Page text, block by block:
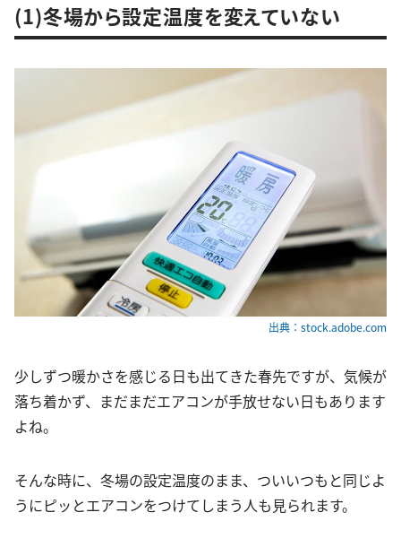
(1)冬場から設定温度を変えていない
出典：stock.adobe.com
少しずつ暖かさを感じる日も出てきた春先ですが、気候が
落ち着かず、まだまだエアコンが手放せない日もあります
よね。
そんな時に、冬場の設定温度のまま、ついいつもと同じよ
うにピッとエアコンをつけてしまう人も見られます。